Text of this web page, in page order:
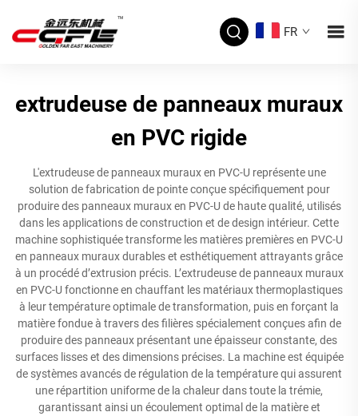
FR
extrudeuse de panneaux muraux
en PVC rigide
L'extrudeuse de panneaux muraux en PVC-U représente une
solution de fabrication de pointe conçue spécifiquement pour
produire des panneaux muraux en PVC-U de haute qualité, utilisés
dans les applications de construction et de design intérieur. Cette
machine sophistiquée transforme les matières premières en PVC-U
en panneaux muraux durables et esthétiquement attrayants grâce
à un procédé d’extrusion précis. L’extrudeuse de panneaux muraux
en PVC-U fonctionne en chauffant les matériaux thermoplastiques
à leur température optimale de transformation, puis en forçant la
matière fondue à travers des filières spécialement conçues afin de
produire des panneaux présentant une épaisseur constante, des
surfaces lisses et des dimensions précises. La machine est équipée
de systèmes avancés de régulation de la température qui assurent
une répartition uniforme de la chaleur dans toute la trémie,
garantissant ainsi un écoulement optimal de la matière et